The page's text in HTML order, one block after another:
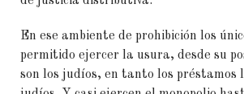
En ese ambiente de prohibición los
permitido ejercer la usura, desde su
son los judíos, en tanto los préstamos